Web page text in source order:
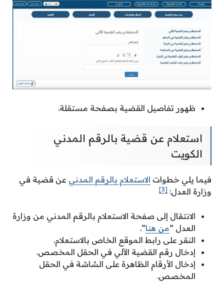
ظهور تفاصيل القضية بصفحة مستقلة.
استعلام عن قضية بالرقم المدني
الكويت
فيما يلي خطوات الاستعلام بالرقم المدني عن قضية في
وزارة العدل: [3]
الانتقال إلى صفحة الاستعلام بالرقم المدني من وزارة
العدل “من هنا“.
النقر على رابط الموقع الخاص بالاستعلام.
إدخال رقم القضية الآلي في الحقل المخصص.
إدخال الأرقام الظاهرة على الشاشة في الحقل
المخصص.